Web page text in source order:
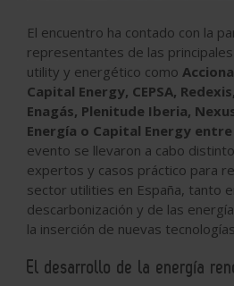
El encuentro ha contado con la
representantes de las
utility y energético como
Capital Energy, CEPSA,
Enagás, Plenitude Iberia,
Energía o Capital Energy
evento se llevaron a cabo
expertos y casos práctico para
sector utilities en España, tanto
descarbonización y de las
la inserción de nuevas
El desarrollo de la energía